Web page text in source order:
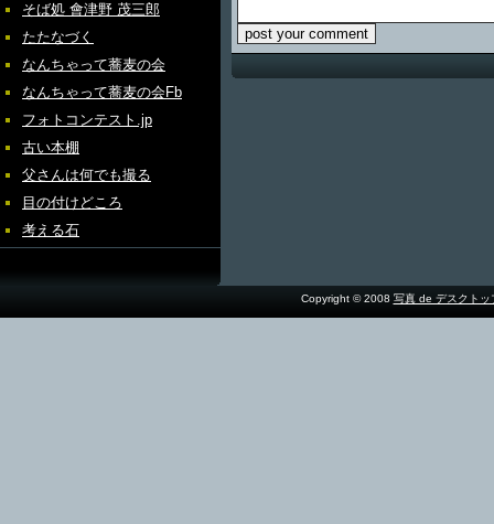
そば処 會津野 茂三郎
たたなづく
なんちゃって蕎麦の会
なんちゃって蕎麦の会Fb
フォトコンテスト.jp
古い本棚
父さんは何でも撮る
目の付けどころ
考える石
Copyright © 2008 写真 de デスクトッ